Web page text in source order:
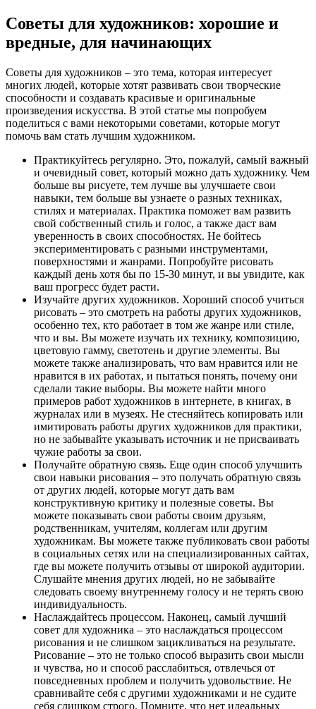
Советы для художников: хорошие и
вредные, для начинающих
Советы для художников – это тема, которая интересует
многих людей, которые хотят развивать свои творческие
способности и создавать красивые и оригинальные
произведения искусства. В этой статье мы попробуем
поделиться с вами некоторыми советами, которые могут
помочь вам стать лучшим художником.
Практикуйтесь регулярно. Это, пожалуй, самый важный
и очевидный совет, который можно дать художнику. Чем
больше вы рисуете, тем лучше вы улучшаете свои
навыки, тем больше вы узнаете о разных техниках,
стилях и материалах. Практика поможет вам развить
свой собственный стиль и голос, а также даст вам
уверенность в своих способностях. Не бойтесь
экспериментировать с разными инструментами,
поверхностями и жанрами. Попробуйте рисовать
каждый день хотя бы по 15-30 минут, и вы увидите, как
ваш прогресс будет расти.
Изучайте других художников. Хороший способ учиться
рисовать – это смотреть на работы других художников,
особенно тех, кто работает в том же жанре или стиле,
что и вы. Вы можете изучать их технику, композицию,
цветовую гамму, светотень и другие элементы. Вы
можете также анализировать, что вам нравится или не
нравится в их работах, и пытаться понять, почему они
сделали такие выборы. Вы можете найти много
примеров работ художников в интернете, в книгах, в
журналах или в музеях. Не стесняйтесь копировать или
имитировать работы других художников для практики,
но не забывайте указывать источник и не присваивать
чужие работы за свои.
Получайте обратную связь. Еще один способ улучшить
свои навыки рисования – это получать обратную связь
от других людей, которые могут дать вам
конструктивную критику и полезные советы. Вы
можете показывать свои работы своим друзьям,
родственникам, учителям, коллегам или другим
художникам. Вы можете также публиковать свои работы
в социальных сетях или на специализированных сайтах,
где вы можете получить отзывы от широкой аудитории.
Слушайте мнения других людей, но не забывайте
следовать своему внутреннему голосу и не терять свою
индивидуальность.
Наслаждайтесь процессом. Наконец, самый лучший
совет для художника – это наслаждаться процессом
рисования и не слишком зацикливаться на результате.
Рисование – это не только способ выразить свои мысли
и чувства, но и способ расслабиться, отвлечься от
повседневных проблем и получить удовольствие. Не
сравнивайте себя с другими художниками и не судите
себя слишком строго. Помните, что нет идеальных